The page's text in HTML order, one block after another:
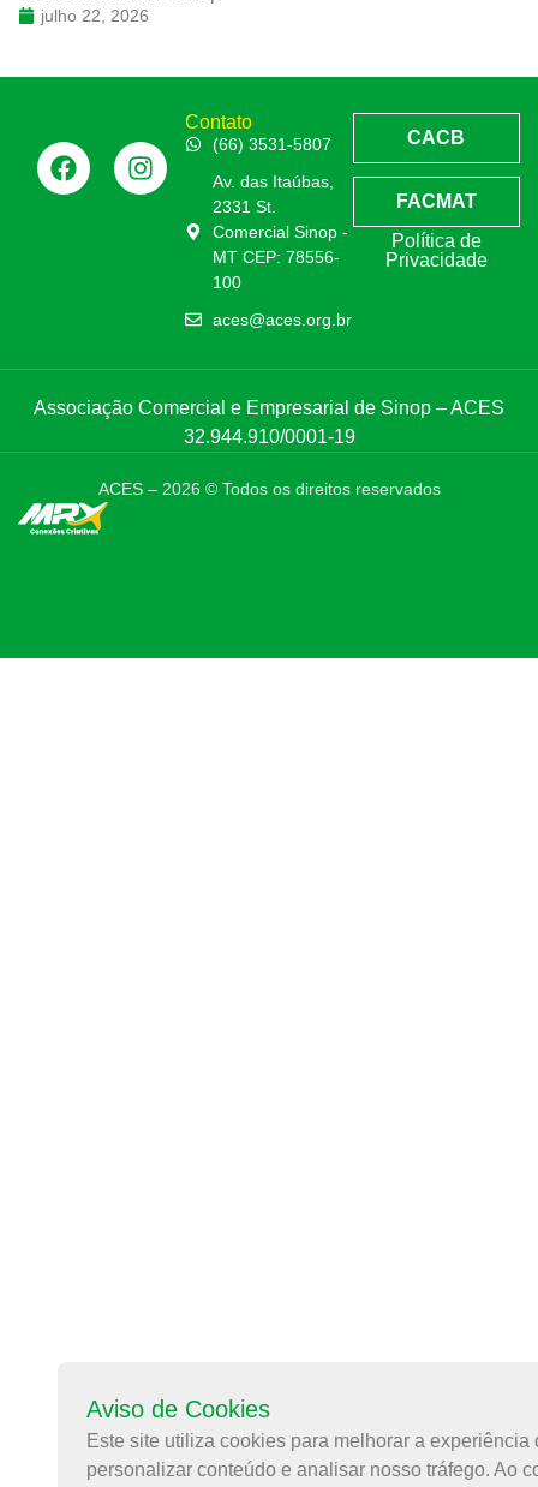
julho 22, 2026
Contato
(66) 3531-5807
Av. das Itaúbas,
2331 St.
Comercial Sinop -
MT CEP: 78556-
100
aces@aces.org.br
CACB
FACMAT
Política de
Privacidade
Associação Comercial e Empresarial de Sinop – ACES
32.944.910/0001-19
ACES – 2026© Todos os direitos reservados
Aviso de Cookies
Este site utiliza cookies para melhorar a experiência
personalizar conteúdo e analisar nosso tráfego. Ao